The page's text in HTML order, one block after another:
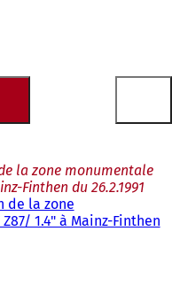
la zone monumentale
Finthen du 26.2.1991
de la zone
1.4" à Mainz-Finthen